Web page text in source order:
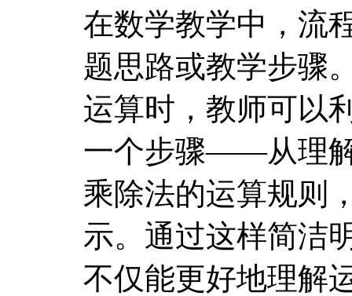
在数学教学中，流
题思路或教学步骤
运算时，教师可以
一个步骤——从理
乘除法的运算规则
示。通过这样简洁
不仅能更好地理解